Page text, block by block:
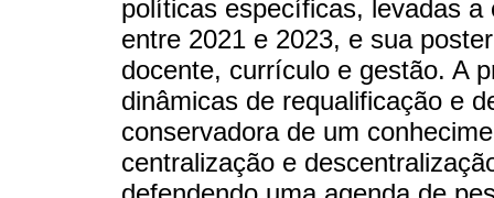
políticas específicas, levadas
entre 2021 e 2023, e sua
docente, currículo e gestão. A
dinâmicas de requalificação e
conservadora de um
centralização e